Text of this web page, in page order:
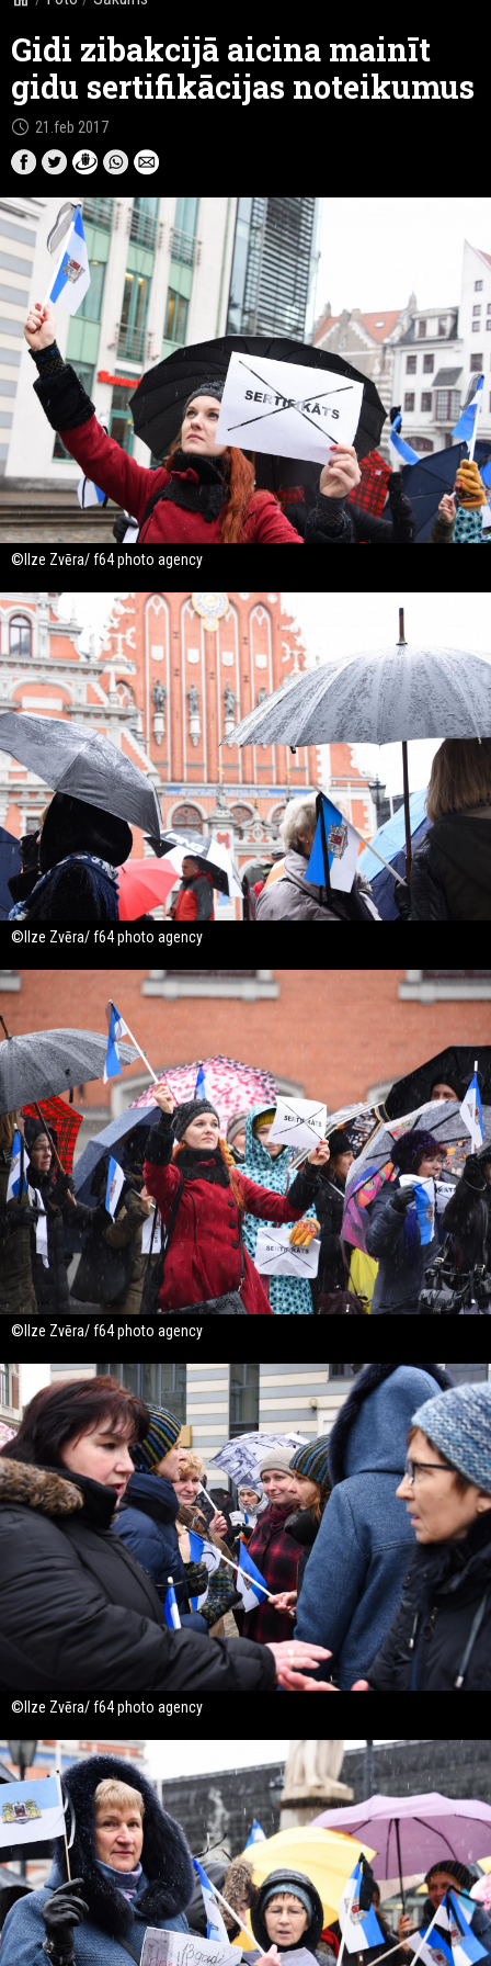
Gidi zibakcijā aicina mainīt
gidu sertifikācijas noteikumus
schedule 21.feb 2017
©Ilze Zvēra/ f64 photo agency
©Ilze Zvēra/ f64 photo agency
©Ilze Zvēra/ f64 photo agency
©Ilze Zvēra/ f64 photo agency